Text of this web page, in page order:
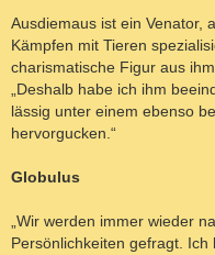
Ausdiemaus ist ein Venator,
Kämpfen mit Tieren
charismatische Figur aus
„Deshalb habe ich ihm
lässig unter einem ebenso
hervorgucken.“
Globulus
„Wir werden immer wieder
Persönlichkeiten gefragt.